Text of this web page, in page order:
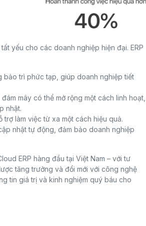
yếu cho các doanh nghiệp hiện đại. ERP
trì phức tạp, giúp doanh nghiệp tiết
mây có thể mở rộng một cách linh hoạt,
nhật.
làm việc từ xa một cách hiệu quả.
nhật tự động, đảm bảo doanh nghiệp
ERP hàng đầu tại Việt Nam – với tư
tăng trưởng và đổi mới với công nghệ
tin giá trị và kinh nghiệm quý báu cho